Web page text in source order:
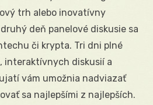
trh alebo inovatívny
deň panelové diskusie sa
či krypta. Tri dni plné
interaktívnych diskusií a
vám umožnia nadviazať
sa najlepšími z najlepších.